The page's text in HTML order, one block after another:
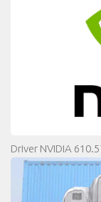
Driver NVIDIA